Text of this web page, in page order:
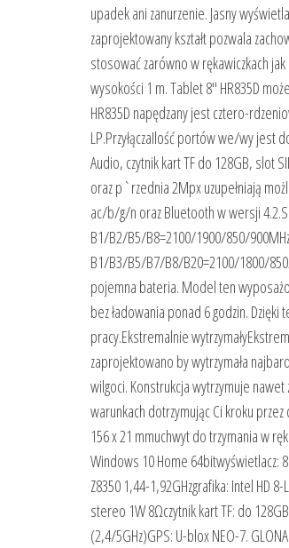
upadek ani zanurzenie. Jasny
zaprojektowany kształt pozwala
stosować zarówno w rękawiczkach
wysokości 1 m. Tablet 8″ HR835D
HR835D napędzany jest cztero-
LP.PrzyłączaIlość portów we/wy jest
Audio, czytnik kart TF do 128GB, slot
oraz p`rzednia 2Mpx uzupełniają
ac/b/g/n oraz Bluetooth w wersji
B1/B2/B5/B8=2100/1900/850/
B1/B3/B5/B7/B8/B20=2100/1800/
pojemna bateria. Model ten
bez ładowania ponad 6 godzin.
pracy.Ekstremalnie
zaprojektowano by wytrzymała
wilgoci. Konstrukcja wytrzymuje nawet
warunkach dotrzymując Ci kroku przez
156 x 21 mmuchwyt do trzymania w
Windows 10 Home 64bitwyświetlacz:
Z8350 1,44-1,92GHzgrafika: Intel HD
stereo 1W 8Ωczytnik kart TF: do
(2,4/5GHz)GPS: U-blox NEO-7.